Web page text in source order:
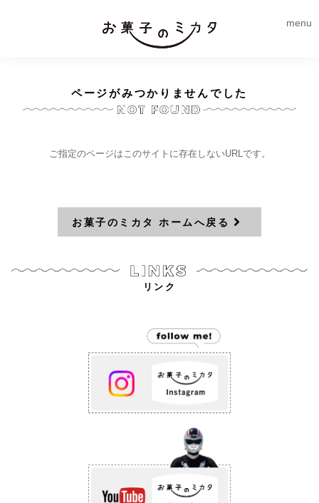
menu
ページがみつかりませんでした
ご指定のページはこのサイトに存在しないURLです。
お菓子のミカタ ホームへ戻る
リンク